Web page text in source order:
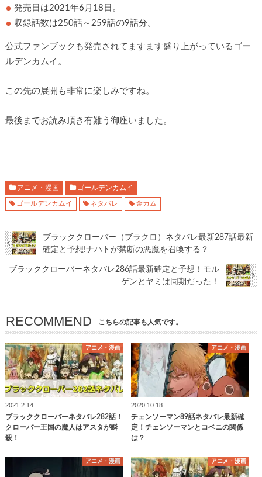
発売日は2021年6月18日。
収録話数は250話～259話の9話分。
公式ファンブックも発売されてますます盛り上がっているゴー
ルデンカムイ。
この先の展開も非常に楽しみですね。
最後までお読み頂き有難う御座いました。
アニメ・漫画 ゴールデンカムイ
ゴールデンカムイ ネタバレ 金カム
ブラッククローバー（ブラクロ）ネタバレ最新287話最新
確定と予想!ナハトが禁断の悪魔を召喚する？
ブラッククローバーネタバレ286話最新確定と予想！モル
ゲンとヤミは同期だった！
RECOMMEND こちらの記事も人気です。
アニメ・漫画
2021.2.14
ブラッククローバーネタバレ282話！
クローバー王国の魔人はアスタが瞬
殺！
アニメ・漫画
2020.10.18
チェンソーマン89話ネタバレ最新確
定！チェンソーマンとコベニの関係
は？
アニメ・漫画 アニメ・漫画